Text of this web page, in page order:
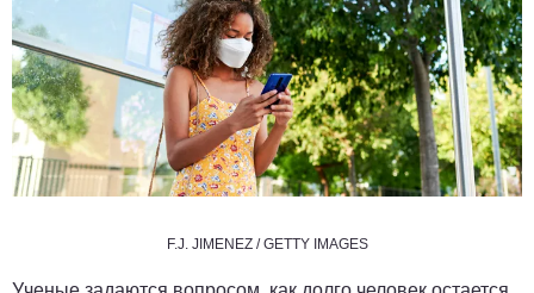
F.J. JIMENEZ / GETTY IMAGES